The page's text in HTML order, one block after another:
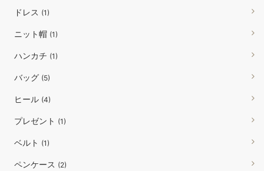
ドレス (1)
ニット帽 (1)
ハンカチ (1)
バッグ (5)
ヒール (4)
プレゼント (1)
ベルト (1)
ペンケース (2)